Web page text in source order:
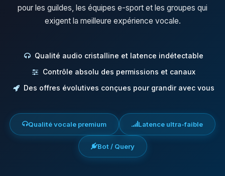
pour les guildes, les équipes e-sport et les groupes qui
exigent la meilleure expérience vocale.
Qualité audio cristalline et latence indétectable
Contrôle absolu des permissions et canaux
Des offres évolutives conçues pour grandir avec vous
Qualité vocale premium Latence ultra-faible
Bot / Query